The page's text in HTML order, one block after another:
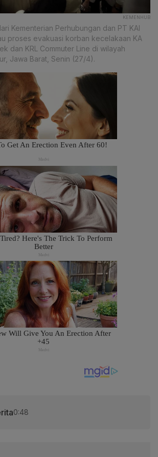
KEMENHUB
Kementerian Perhubungan dan PT KAI
proses evakuasi korban kecelakaan KA
dan KRL Commuter Line di wilayah
Jawa Barat, Senin (27/4).
0:48